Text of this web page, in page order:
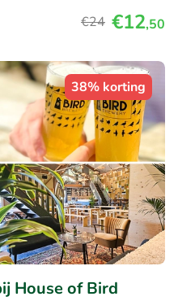
€24 €12,50
38% korting
House of Bird